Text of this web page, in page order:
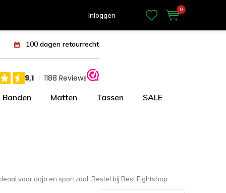
Inloggen
0
100 dagen retourrecht
Banden Matten Tassen SALE
voor dojo en sportzaal. Bestel bij Best Fightshop.